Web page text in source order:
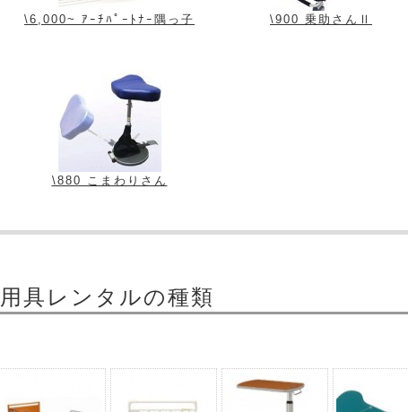
\6,000~ ｱｰﾁﾊﾟｰﾄﾅｰ隅っ子 \900 乗助さんⅡ
\880 こまわりさん
具レンタルの種類